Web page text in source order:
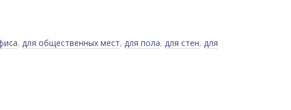
, для общественных мест, для пола, для стен, для